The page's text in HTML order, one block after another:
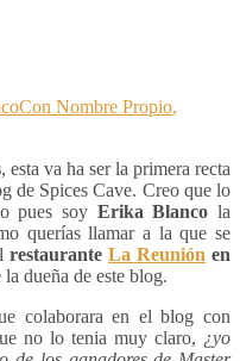
Con Nombre Propio,
, esta va ha ser la primera recta
de Spices Cave. Creo que lo
pues soy Erika Blanco la
querías llamar a la que se
restauranteLa Reunión en
dueña de este blog.
colaborara en el blog con
no lo tenia muy claro, ¿yo